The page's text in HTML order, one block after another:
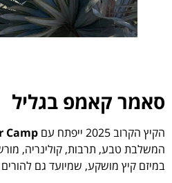
סאמר קאמפ בגליל
הקיץ הקרוב 2025 ייפתח עם Camp
המשלבת טבע, תרבות, קולינריה,
במיזם קיץ מושקע, שמיועד גם להורים